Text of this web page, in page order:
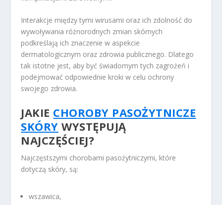
Interakcje między tymi wirusami oraz ich zdolność do
wywoływania różnorodnych zmian skórnych
podkreślają ich znaczenie w aspekcie
dermatologicznym oraz zdrowia publicznego. Dlatego
tak istotne jest, aby być świadomym tych zagrożeń i
podejmować odpowiednie kroki w celu ochrony
swojego zdrowia.
JAKIE CHOROBY PASOŻYTNICZE
SKÓRY WYSTĘPUJĄ
NAJCZĘŚCIEJ?
Najczęstszymi chorobami pasożytniczymi, które
dotyczą skóry, są:
wszawica,